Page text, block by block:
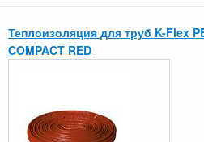
Теплоизоляция для труб K-Flex
COMPACT RED